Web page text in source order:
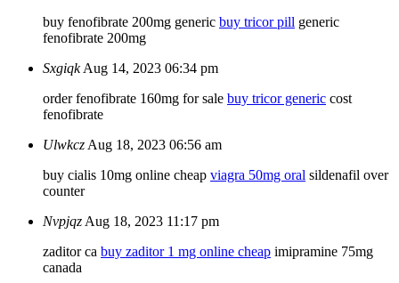
buy fenofibrate 200mg generic buy tricor pill generic
fenofibrate 200mg
Sxgiqk Aug 14, 2023 06:34 pm
order fenofibrate 160mg for sale buy tricor generic cost
fenofibrate
Ulwkcz Aug 18, 2023 06:56 am
buy cialis 10mg online cheap viagra 50mg oral sildenafil over
counter
Nvpjqz Aug 18, 2023 11:17 pm
zaditor ca buy zaditor 1 mg online cheap imipramine 75mg
canada